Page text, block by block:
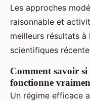
Les approches
raisonnable et
meilleurs résultats
scientifiques
Comment savoir
fonctionne
Un régime efficace